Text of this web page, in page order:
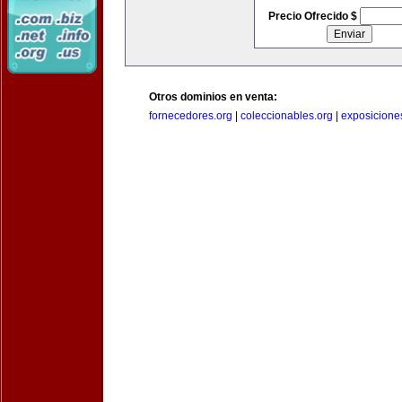
Precio Ofrecido $
Otros dominios en venta:
fornecedores.org
coleccionables.org